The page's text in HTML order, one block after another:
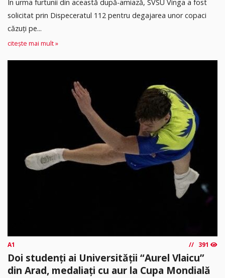
În urma furtunii din această după-amiază, SVSU Vinga a fost
solicitat prin Dispeceratul 112 pentru degajarea unor copaci
căzuți pe...
citește mai mult »
A1 391
Doi studenți ai Universității “Aurel Vlaicu”
din Arad, medaliați cu aur la Cupa Mondială